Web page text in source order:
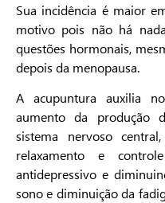
Sua incidência é maior
motivo pois não há
questões hormonais,
depois da menopausa.
A acupuntura auxilia
aumento da produção
sistema nervoso
relaxamento e
antidepressivo e
sono e diminuição da